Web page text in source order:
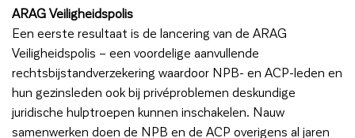
ARAG Veiligheidspolis
Een eerste resultaat is de lancering van de ARAG
Veiligheidspolis – een voordelige aanvullende
rechtsbijstandverzekering waardoor NPB- en ACP-leden en
hun gezinsleden ook bij privéproblemen deskundige
juridische hulptroepen kunnen inschakelen. Nauw
samenwerken doen de NPB en de ACP overigens al jaren